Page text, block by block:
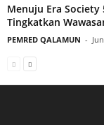
Menuju Era Society
Tingkatkan
PEMRED QALAMUN -